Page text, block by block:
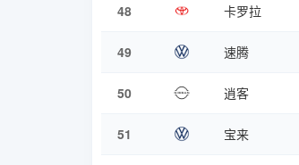
48 卡罗拉
49 速腾
50 逍客
51 宝来